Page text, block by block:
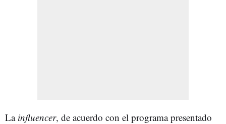
La influencer, de acuerdo con el programa presentado